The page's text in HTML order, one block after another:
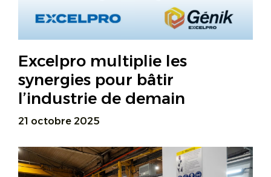
Excelpro multiplie les
synergies pour bâtir
l’industrie de demain
21 octobre 2025